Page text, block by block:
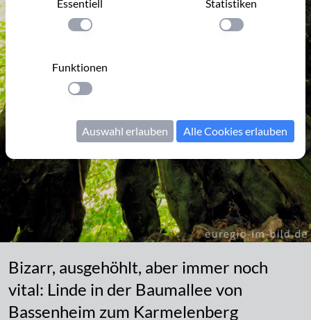
Bizarr, ausgehöhlt, aber immer noch
vital: Linde in der Baumallee von
Bassenheim zum Karmelenberg
Essentiell
Einstellung anwenden
Statistiken
Einstellung
Funktionen
Einstellung anwenden
Auswahl erlauben Alle Cookies erlauben